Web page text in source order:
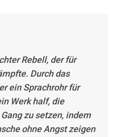
Rebell, der für
Durch das
ein Sprachrohr für
Werk half, die
zu setzen, indem
ohne Angst zeigen